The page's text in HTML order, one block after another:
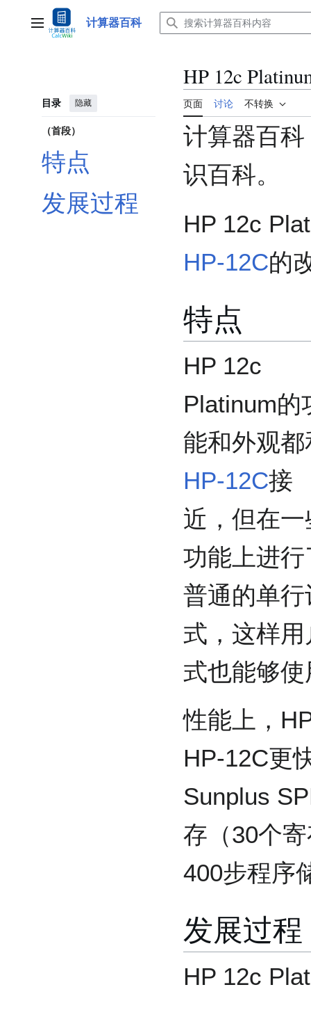
主菜单 计算器百科
目录 隐藏
（首段）
特点
发展过程
HP 12c
页面 讨论 不转换
计算器百
识百科。
HP 12c
HP-12C的
特点
HP 12c
Platinum的
能和外观都
HP-12C接
近，但在一
功能上进
普通的单
式，这样
式也能够
性能上，
HP-12C更
Sunplus
存（30个
400步程序
发展过程
HP 12c